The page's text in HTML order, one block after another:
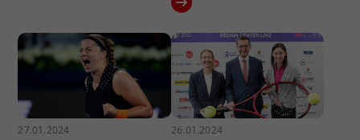
27.01.2024 26.01.2024